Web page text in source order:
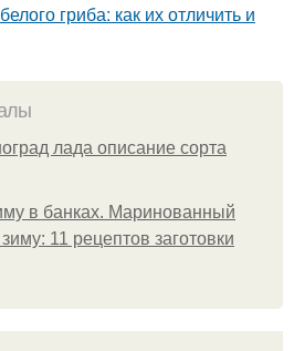
гриба: как их отличить и
лада описание сорта
в банках. Маринованный
11 рецептов заготовки